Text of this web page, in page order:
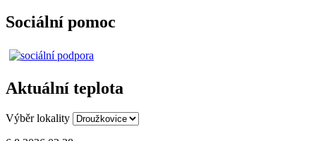
Sociální pomoc
Aktuální teplota
Výběr lokality